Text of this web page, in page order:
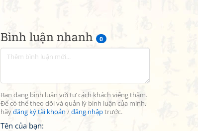
Bình luận nhanh 0
Bạn đang bình luận với tư cách khách viếng thăm.
Để có thể theo dõi và quản lý bình luận của mình,
hãyđăng ký tài khoản /đăng nhậptrước.
Tên của bạn: